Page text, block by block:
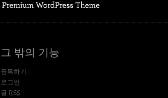
그 밖의 기능
등록하기
로그인
글 RSS